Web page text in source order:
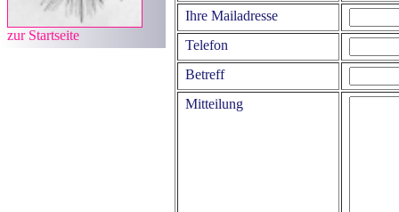
zur Startseite
Ihre Mailadresse
Telefon
Betreff
Mitteilung